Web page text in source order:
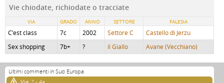
Vie chiodate, richiodate o tracciate
VIA GRADO ANNO SETTORE FALESIA
C’est class 7c 2002 Settore C
Castello di Jerzu
Sex shopping
7b+ ? il Giallo Avane (Vecchiano)
Ultimi commenti in Sud Europa